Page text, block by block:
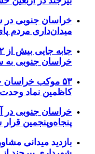
میدان‌داری مردم
خراسان جنوبی به
۵۳ موکب خراسان
کاظمین نماد
خراسان جنوبی در
پنجاه‌وپنجمین قرار
بازدید میدانی